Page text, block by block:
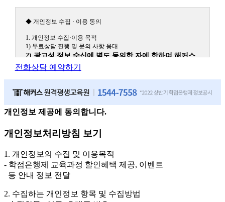
◆ 개인정보 수집 · 이용 동의
1. 개인정보 수집·이용 목적
1) 무료상담 진행 및 문의 사항 응대
2) 광고성 정보 수신에 별도 동의한 자에 한하여 해커스
원격평생교육원을 비롯한 해커스 교육그룹의 새로운 서
(해커스교육그룹: 해커스인강, 해커스프랩, 해커스톡, 해커스중국
원, 해커스경찰, 해커스소방, 해커스공인중개사, 해커스주택관리
사, 해커스편입 등)
2. 개인정보 수집·이용 항목: 이름, 휴대폰번호
3. 개인정보 보유/이용 기간: 법령상 정하는 경우를 제외
하고는 회원탈퇴 시까지 이용 및 보관합니다. 단, 비회원
이거나 상담 시로부터 3년 이내 탈퇴하는 자의 경우, 소
비자 불만 또는 분쟁처리를 위해 3년간 보관합니다.
4. 신청자는 개인정보 수집·이용을 거부할 수 있습니다. 단, 거부의
전화상담 예약하기
개인정보 제공에 동의합니다.
개인정보처리방침 보기
1. 개인정보의 수집 및 이용목적
- 학점은행제 교육과정 할인혜택 제공, 이벤트
등 안내 정보 전달
2. 수집하는 개인정보 항목 및 수집방법